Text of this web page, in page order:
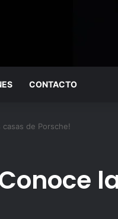
CONTACTO
casas de Porsche!